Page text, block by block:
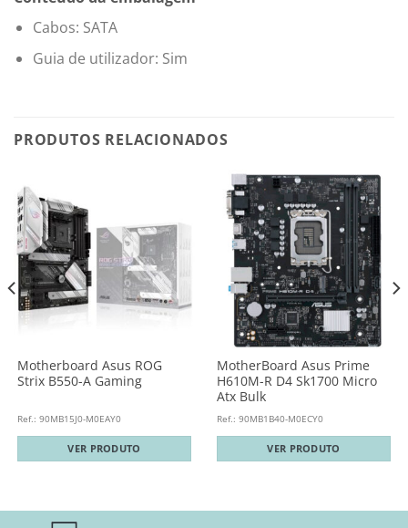
Cabos: SATA
Guia de utilizador: Sim
PRODUTOS RELACIONADOS
Motherboard Asus ROG
Strix B550-A Gaming
Ref.: 90MB15J0-M0EAY0
VER PRODUTO
MotherBoard Asus Prime
H610M-R D4 Sk1700 Micro
Atx Bulk
Ref.: 90MB1B40-M0ECY0
VER PRODUTO